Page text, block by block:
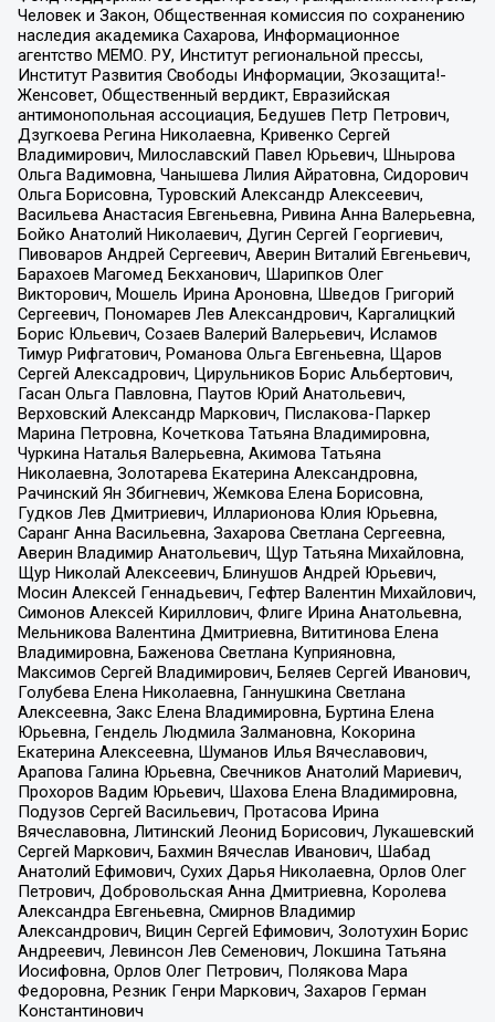
Человек и Закон, Общественная комиссия по сохранению
наследия академика Сахарова, Информационное
агентство МЕМО. РУ, Институт региональной прессы,
Институт Развития Свободы Информации, Экозащита!-
Женсовет, Общественный вердикт, Евразийская
антимонопольная ассоциация, Бедушев Петр Петрович,
Дзугкоева Регина Николаевна, Кривенко Сергей
Владимирович, Милославский Павел Юрьевич, Шнырова
Ольга Вадимовна, Чанышева Лилия Айратовна, Сидорович
Ольга Борисовна, Туровский Александр Алексеевич,
Васильева Анастасия Евгеньевна, Ривина Анна Валерьевна,
Бойко Анатолий Николаевич, Дугин Сергей Георгиевич,
Пивоваров Андрей Сергеевич, Аверин Виталий Евгеньевич,
Барахоев Магомед Бекханович, Шарипков Олег
Викторович, Мошель Ирина Ароновна, Шведов Григорий
Сергеевич, Пономарев Лев Александрович, Каргалицкий
Борис Юльевич, Созаев Валерий Валерьевич, Исламов
Тимур Рифгатович, Романова Ольга Евгеньевна, Щаров
Сергей Алексадрович, Цирульников Борис Альбертович,
Гасан Ольга Павловна, Паутов Юрий Анатольевич,
Верховский Александр Маркович, Пислакова-Паркер
Марина Петровна, Кочеткова Татьяна Владимировна,
Чуркина Наталья Валерьевна, Акимова Татьяна
Николаевна, Золотарева Екатерина Александровна,
Рачинский Ян Збигневич, Жемкова Елена Борисовна,
Гудков Лев Дмитриевич, Илларионова Юлия Юрьевна,
Саранг Анна Васильевна, Захарова Светлана Сергеевна,
Аверин Владимир Анатольевич, Щур Татьяна Михайловна,
Щур Николай Алексеевич, Блинушов Андрей Юрьевич,
Мосин Алексей Геннадьевич, Гефтер Валентин Михайлович,
Симонов Алексей Кириллович, Флиге Ирина Анатольевна,
Мельникова Валентина Дмитриевна, Вититинова Елена
Владимировна, Баженова Светлана Куприяновна,
Максимов Сергей Владимирович, Беляев Сергей Иванович,
Голубева Елена Николаевна, Ганнушкина Светлана
Алексеевна, Закс Елена Владимировна, Буртина Елена
Юрьевна, Гендель Людмила Залмановна, Кокорина
Екатерина Алексеевна, Шуманов Илья Вячеславович,
Арапова Галина Юрьевна, Свечников Анатолий Мариевич,
Прохоров Вадим Юрьевич, Шахова Елена Владимировна,
Подузов Сергей Васильевич, Протасова Ирина
Вячеславовна, Литинский Леонид Борисович, Лукашевский
Сергей Маркович, Бахмин Вячеслав Иванович, Шабад
Анатолий Ефимович, Сухих Дарья Николаевна, Орлов Олег
Петрович, Добровольская Анна Дмитриевна, Королева
Александра Евгеньевна, Смирнов Владимир
Александрович, Вицин Сергей Ефимович, Золотухин Борис
Андреевич, Левинсон Лев Семенович, Локшина Татьяна
Иосифовна, Орлов Олег Петрович, Полякова Мара
Федоровна, Резник Генри Маркович, Захаров Герман
Константинович